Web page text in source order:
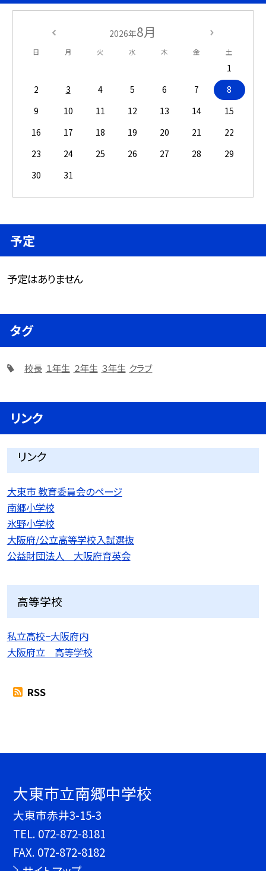
2026年8月
日 月 火 水 木 金 土
1
2
3 4 5 6 7
8
9
10 11 12 13 14
15
16
17 18 19 20 21
22
23
24 25 26 27 28
29
30
31
予定
予定はありません
タグ
校長 １年生 ２年生 ３年生 クラブ
リンク
リンク
大東市 教育委員会のページ
南郷小学校
氷野小学校
大阪府/公立高等学校入試選抜
公益財団法人 大阪府育英会
高等学校
私立高校−大阪府内
大阪府立 高等学校
RSS
大東市立南郷中学校
大東市赤井3-15-3
TEL. 072-872-8181
FAX. 072-872-8182